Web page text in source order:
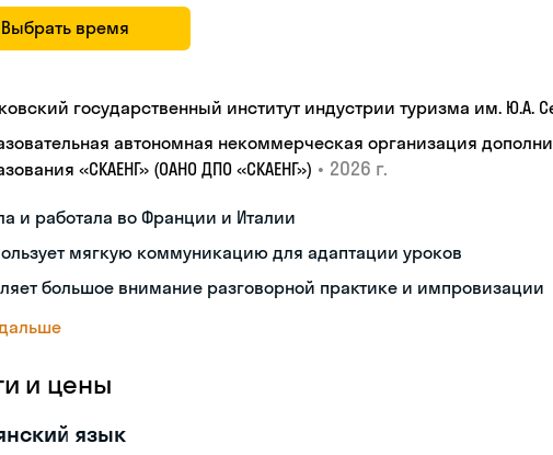
Выбрать время
государственный институт индустрии туризма им. Ю.А.
автономная некоммерческая организация
«СКАЕНГ» (ОАНО ДПО «СКАЕНГ») • 2026 г.
и работала во Франции и Италии
мягкую коммуникацию для адаптации уроков
большое внимание разговорной практике и импровизации
и цены
язык